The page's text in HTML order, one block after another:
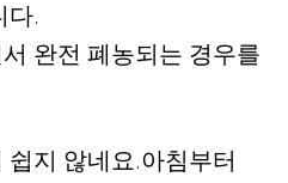
다.
완전 폐농되는 경우를
쉽지 않네요.아침부터